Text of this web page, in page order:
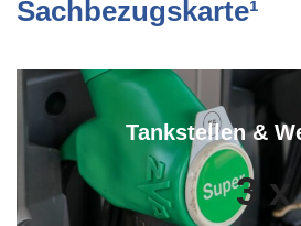
Sachbezugskarte¹
Tankstellen &
3 x